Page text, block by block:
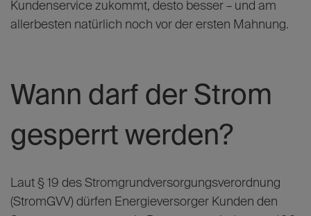
Kundenservice zukommt, desto besser – und am
allerbesten natürlich noch vor der ersten Mahnung.
Wann darf der Strom
gesperrt werden?
Laut § 19 des Stromgrundversorgungsverordnung
(StromGVV) dürfen Energieversorger Kunden den